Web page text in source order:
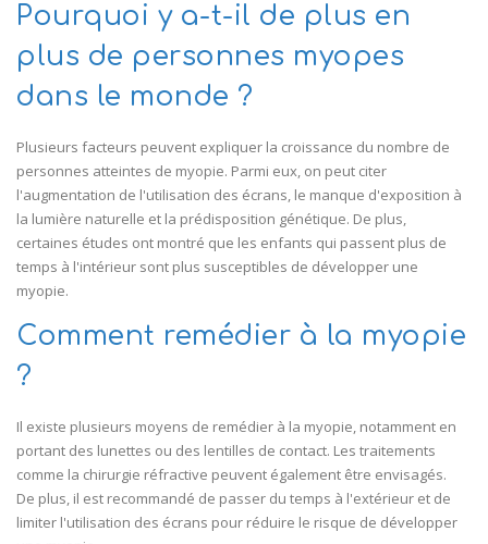
Pourquoi y a-t-il de plus en
plus de personnes myopes
dans le monde ?
Plusieurs facteurs peuvent expliquer la croissance du nombre de
personnes atteintes de myopie. Parmi eux, on peut citer
l'augmentation de l'utilisation des écrans, le manque d'exposition à
la lumière naturelle et la prédisposition génétique. De plus,
certaines études ont montré que les enfants qui passent plus de
temps à l'intérieur sont plus susceptibles de développer une
myopie.
Comment remédier à la myopie
?
Il existe plusieurs moyens de remédier à la myopie, notamment en
portant des lunettes ou des lentilles de contact. Les traitements
comme la chirurgie réfractive peuvent également être envisagés.
De plus, il est recommandé de passer du temps à l'extérieur et de
limiter l'utilisation des écrans pour réduire le risque de développer